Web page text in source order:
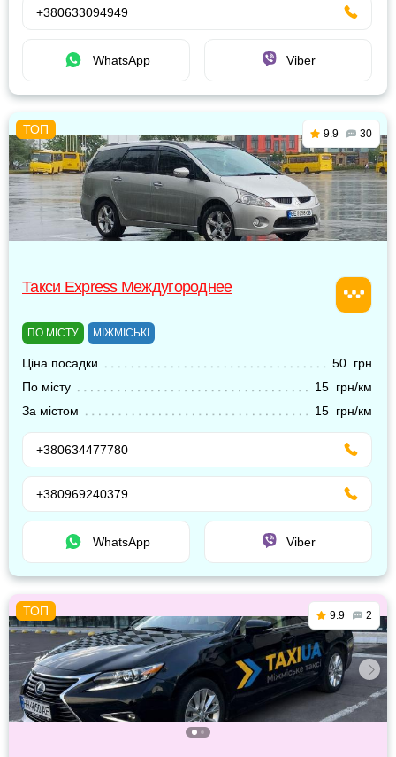
+380633094949
WhatsApp Viber
9.9 30
Такси Express Междугороднее
ПО МІСТУ МІЖМІСЬКІ
Ціна посадки
50 грн
По місту
15 грн/км
За містом
15 грн/км
+380634477780
+380969240379
WhatsApp Viber
9.9 2